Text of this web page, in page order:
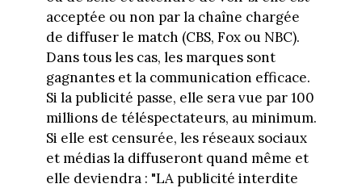
acceptée ou non par la chaîne chargée
de diffuser le match (CBS, Fox ou NBC).
Dans tous les cas, les marques sont
gagnantes et la communication efficace.
Si la publicité passe, elle sera vue par 100
millions de téléspectateurs, au minimum.
Si elle est censurée, les réseaux sociaux
et médias la diffuseront quand même et
elle deviendra : "LA publicité interdite